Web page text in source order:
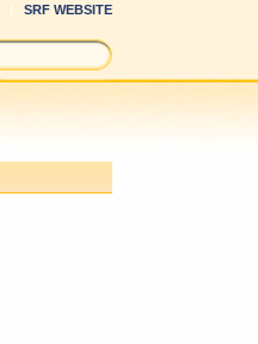
SRF WEBSITE